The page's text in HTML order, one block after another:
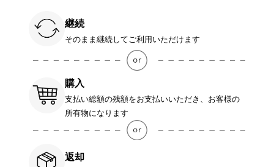
継続
そのまま継続してご利用いただけます
購入
支払い総額の残額をお支払いいただき、お客様の
所有物になります
返却